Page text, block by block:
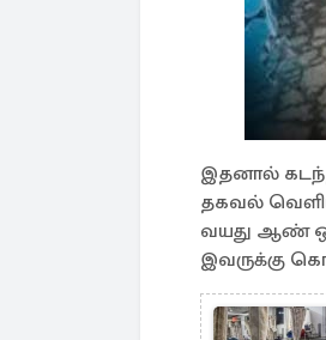
இதனால்
தகவல்
வயது ஆண்
இவருக்கு